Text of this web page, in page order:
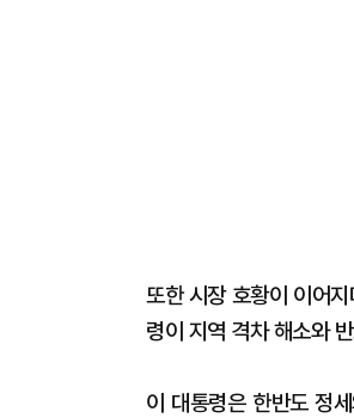
또한 시장 호황이 이어
령이 지역 격차 해소와
이 대통령은 한반도 정